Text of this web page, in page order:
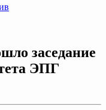
заседание
ЭПГ